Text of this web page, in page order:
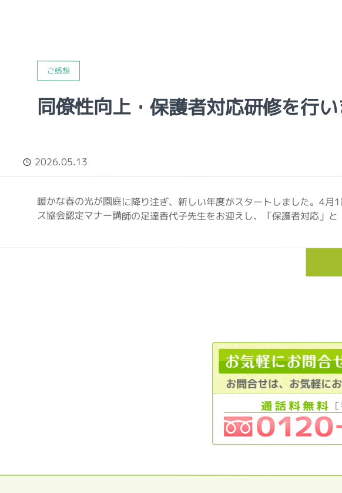
ご感想
同僚性向上・保護者対応研修を行い
2026.05.13
暖かな春の光が園庭に降り注ぎ、新しい年度がスタートしました。4
ス協会認定マナー講師の足達香代子先生をお迎えし、「保護者対応」